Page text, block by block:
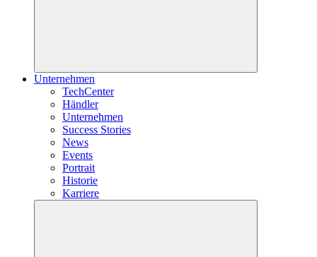
Unternehmen
TechCenter
Händler
Unternehmen
Success Stories
News
Events
Portrait
Historie
Karriere